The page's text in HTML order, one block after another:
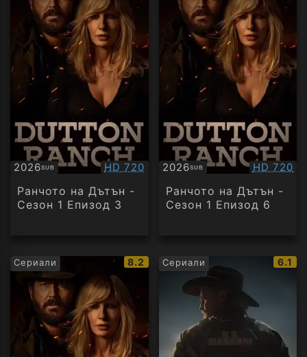
2026SUB
Субтитри Качество:
HD 720
Ранчото на Дътън -
Сезон 1 Епизод 3
2026SUB
Субтитри HD 720
Ранчото на Дътън -
Сезон 1 Епизод 6
Сериали
IMDb
рейтинг:
8.2 Сериали
IMDb
6.1